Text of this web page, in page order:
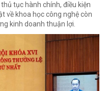
tục hành chính, điều kiện
về khoa học công nghệ còn
kinh doanh thuận lợi.